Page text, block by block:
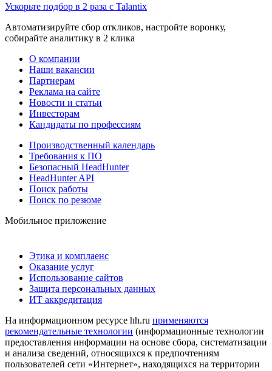
Ускорьте подбор в 2 раза с Talantix
Автоматизируйте сбор откликов, настройте воронку,
собирайте аналитику в 2 клика
О компании
Наши вакансии
Партнерам
Реклама на сайте
Новости и статьи
Инвесторам
Кандидаты по профессиям
Производственный календарь
Требования к ПО
Безопасный HeadHunter
HeadHunter API
Поиск работы
Поиск по резюме
Мобильное приложение
Этика и комплаенс
Оказание услуг
Использование сайтов
Защита персональных данных
ИТ аккредитация
На информационном ресурсе hh.ru применяются
рекомендательные технологии (информационные технологии
предоставления информации на основе сбора, систематизации
и анализа сведений, относящихся к предпочтениям
пользователей сети «Интернет», находящихся на территории